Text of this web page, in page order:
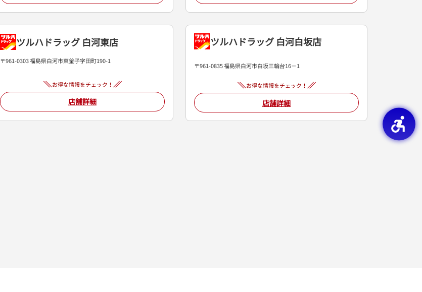
ツルハドラッグ 白河東店
〒961-0303 福島県白河市東釜子字田町190-1
お得な情報をチェック！
店舗詳細
ツルハドラッグ 白河白坂店
〒961-0835 福島県白河市白坂三輪台16－1
お得な情報をチェック！
店舗詳細